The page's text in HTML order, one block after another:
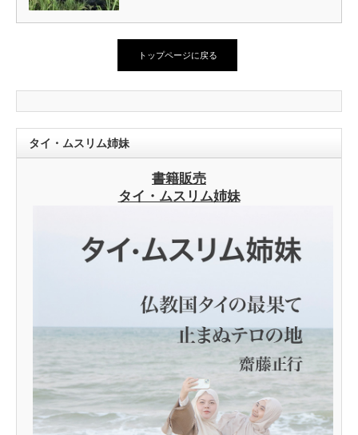
トップページに戻る
タイ・ムスリム姉妹
書籍販売
タイ・ムスリム姉妹